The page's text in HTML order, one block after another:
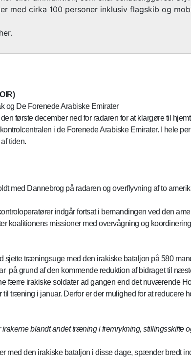
med cirka 100 personer inklusiv flagskib og
og De Forenede Arabiske Emirater
første december ned for radaren for at klargøre til
i de Forenede Arabiske Emirater. I hele
tiden.
med Dannebrog på radaren og overflyvning af to
indgår fortsat i bemandingen ved den
koalitionens missioner med overvågning og
sjette træningsuge med den irakiske bataljon på 580
på grund af den kommende reduktion af bidraget til
færre irakiske soldater ad gangen end det nuværende
træning i januar. Derfor er der mulighed for at reducere
blandt andet træning i fremrykning, stillingsskifte
med den irakiske bataljon i disse dage, spænder bredt